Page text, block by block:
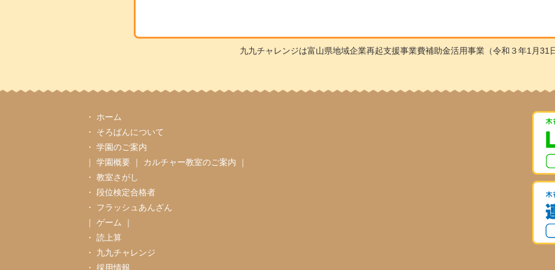
九九チャレンジは富山県地域企業再起支援事業費補助金活用事業（令和３年1月31
・ ホーム
・ そろばんについて
・ 学園のご案内
｜ 学園概要 ｜ カルチャー教室のご案内
｜
・ 教室さがし
・ 段位検定合格者
・ フラッシュあんざん
｜ ゲーム
｜
・ 読上算
・ 九九チャレンジ
・ 採用情報